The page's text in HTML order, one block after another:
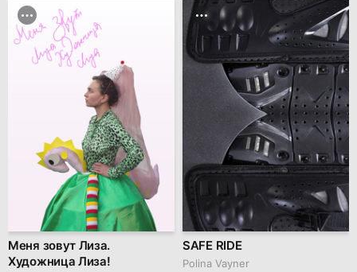
Меня зовут Лиза.
Художница Лиза!
SAFE RIDE
Polina Vayner